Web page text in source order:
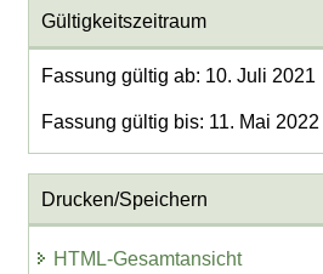
Gültigkeitszeitraum
Fassung gültig ab: 10. Juli 2021
Fassung gültig bis: 11. Mai 2022
Drucken/Speichern
HTML-Gesamtansicht